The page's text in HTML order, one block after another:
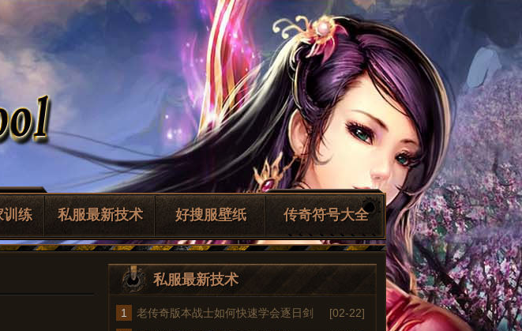
训练 私服最新技术 好搜服壁纸 传奇符号大全
私服最新技术
1
老传奇版本战士如何快速学会逐日剑
[02-22]